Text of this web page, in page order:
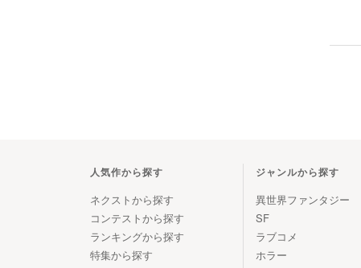
人気作から探す
ネクストから探す
コンテストから探す
ランキングから探す
特集から探す
ジャンルから探す
異世界ファンタジー
SF
ラブコメ
ホラー